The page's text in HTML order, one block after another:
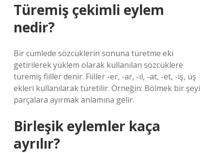
Türemiş çekimli eylem
nedir?
Bir cümlede sözcüklerin sonuna türetme eki
getirilerek yüklem olarak kullanılan sözcüklere
türemiş fiiller denir. Fiiller -er, -ar, -ıl, -at, -et, -iş, üş
ekleri kullanılarak türetilir. Örneğin: Bölmek bir şeyi
parçalara ayırmak anlamına gelir.
Birleşik eylemler kaça
ayrılır?